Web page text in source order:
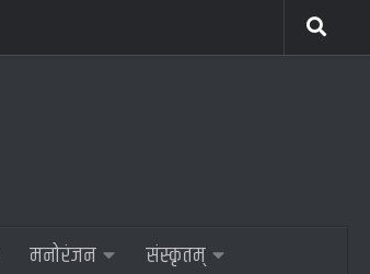
मनोरंजन संस्कृतम्